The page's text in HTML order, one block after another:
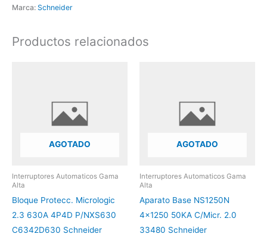
Marca: Schneider
Productos relacionados
AGOTADO
Interruptores Automaticos Gama
Alta
Bloque Protecc. Micrologic
2.3 630A 4P4D P/NXS630
C6342D630 Schneider
AGOTADO
Interruptores Automaticos Gama
Alta
Aparato Base NS1250N
4×1250 50KA C/Micr. 2.0
33480 Schneider